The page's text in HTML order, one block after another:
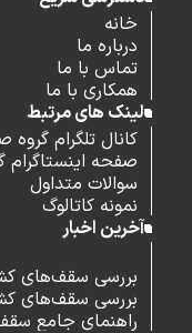
خانه
درباره ما
تماس با ما
همکاری با ما
لینک های مرتبط
کانال تلگرام گروه
صفحه اینستاگرام
سوالات متداول
نمونه کاتالوگ
آخرین اخبار
بررسی سقف‌های
بررسی سقف‌های
راهنمای جامع